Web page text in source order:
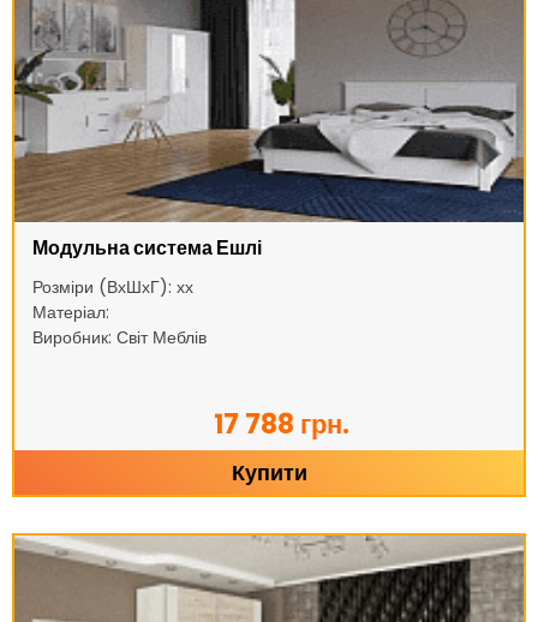
Модульна система Ешлі
Розміри (ВхШхГ): хх
Матеріал:
Виробник: Світ Меблів
17 788 грн.
Купити